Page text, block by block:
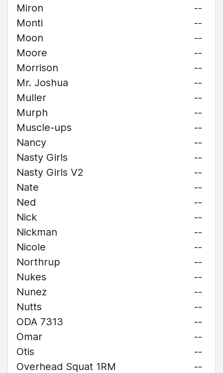
Miron
--
Monti
--
Moon
--
Moore
--
Morrison
--
Mr. Joshua
--
Muller
--
Murph
--
Muscle-ups
--
Nancy
--
Nasty Girls
--
Nasty Girls V2
--
Nate
--
Ned
--
Nick
--
Nickman
--
Nicole
--
Northrup
--
Nukes
--
Nunez
--
Nutts
--
ODA 7313
--
Omar
--
Otis
--
Overhead Squat 1RM
--